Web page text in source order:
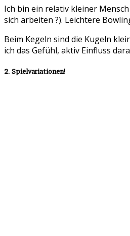
Ich bin ein relativ kleiner
sich arbeiten ?). Leichtere
Beim Kegeln sind die Kugeln
ich das Gefühl, aktiv Einfluss
2. Spielvariationen!